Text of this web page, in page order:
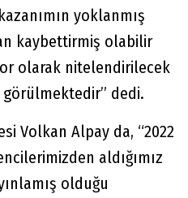
yoklanmış
kaybettirmiş olabilir
olarak nitelendirilecek
dedi.
Volkan Alpay da, “2022
aldığımız
olduğu